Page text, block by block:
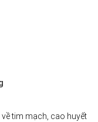
tim mạch, cao huyết